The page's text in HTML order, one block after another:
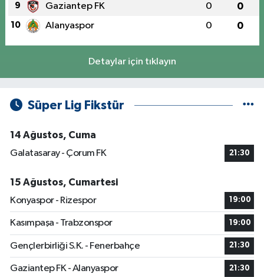
9 Gaziantep FK 0 0
10 Alanyaspor 0 0
Detaylar için tıklayın
Süper Lig Fikstür
14 Ağustos, Cuma
Galatasaray - Çorum FK
21:30
15 Ağustos, Cumartesi
Konyaspor - Rizespor
19:00
Kasımpaşa - Trabzonspor 19:00
Gençlerbirliği S.K. - Fenerbahçe 21:30
Gaziantep FK - Alanyaspor 21:30